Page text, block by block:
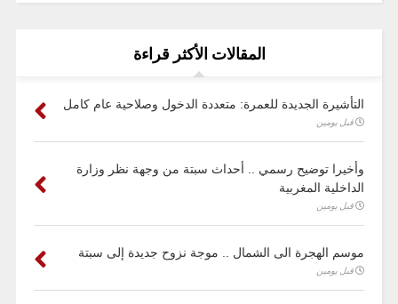
المقالات الأكثر قراءة
التأشيرة الجديدة للعمرة: متعددة الدخول وصلاحية عام كامل
قبل يومين
وأخيرا توضيح رسمي .. أحداث سبتة من وجهة نظر وزارة
الداخلية المغربية
قبل يومين
موسم الهجرة الى الشمال .. موجة نزوح جديدة إلى سبتة
قبل يومين